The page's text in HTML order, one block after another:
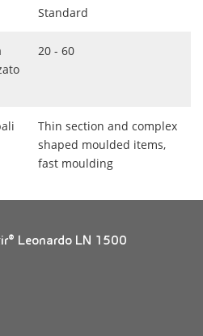
Standard
20 - 60
Thin section and complex
shaped moulded items,
fast moulding
Leonardo LN 1500